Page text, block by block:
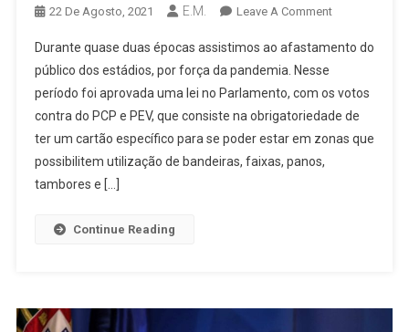
22 De Agosto, 2021 E.M. Leave A CommentOn
Cartão
Adepto
Durante quase duas épocas assistimos ao afastamento do
público dos estádios, por força da pandemia. Nesse
período foi aprovada uma lei no Parlamento, com os votos
contra do PCP e PEV, que consiste na obrigatoriedade de
ter um cartão específico para se poder estar em zonas que
possibilitem utilização de bandeiras, faixas, panos,
tambores e […]
Continue Reading